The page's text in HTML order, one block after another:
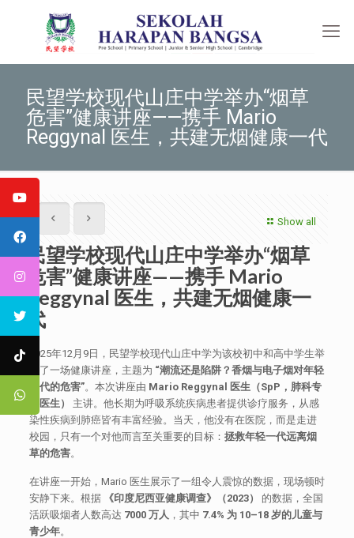
民望学校现代山庄中学举办“烟草
危害”健康讲座——携手 Mario
Reggynal 医生，共建无烟健康一代
Show all
民望学校现代山庄中学举办“烟草
危害”健康讲座——携手 Mario
Reggynal 医生，共建无烟健康一
代
2025年12月9日，民望学校现代山庄中学为该校初中和高中学生举
办了一场健康讲座，主题为 “潮流还是陷阱？香烟与电子烟对年轻
一代的危害”。本次讲座由 Mario Reggynal 医生（SpP，肺科专
科医生）
主讲。他长期为呼吸系统疾病患者提供诊疗服务，从感
染性疾病到肺癌皆有丰富经验。当天，他没有在医院，而是走进
校园，只有一个对他而言至关重要的目标： 拯救年轻一代远离烟
草的危害。
在讲座一开始，Mario 医生展示了一组令人震惊的数据，现场顿时
安静下来。根据
《印度尼西亚健康调查》（2023）
的数据，全国
活跃吸烟者人数高达 7000 万人 ，其中 7.4% 为 10–18 岁的儿童与
青少年。